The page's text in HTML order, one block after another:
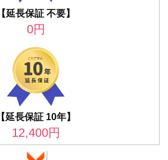
【延長保証 不要】
0円
【延長保証 10年】
12,400円